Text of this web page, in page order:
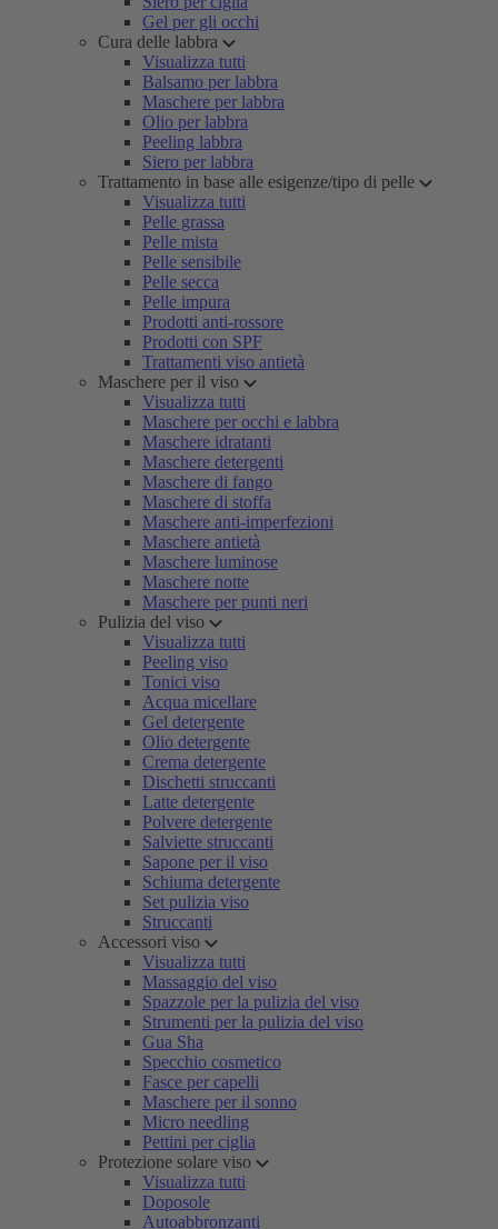
Gel per gli occhi
Cura delle labbra
Visualizza tutti
Balsamo per labbra
Maschere per labbra
Olio per labbra
Peeling labbra
Siero per labbra
Trattamento in base alle esigenze/tipo di pelle
Visualizza tutti
Pelle grassa
Pelle mista
Pelle sensibile
Pelle secca
Pelle impura
Prodotti anti-rossore
Prodotti con SPF
Trattamenti viso antietà
Maschere per il viso
Visualizza tutti
Maschere per occhi e labbra
Maschere idratanti
Maschere detergenti
Maschere di fango
Maschere di stoffa
Maschere anti-imperfezioni
Maschere antietà
Maschere luminose
Maschere notte
Maschere per punti neri
Pulizia del viso
Visualizza tutti
Peeling viso
Tonici viso
Acqua micellare
Gel detergente
Olio detergente
Crema detergente
Dischetti struccanti
Latte detergente
Polvere detergente
Salviette struccanti
Sapone per il viso
Schiuma detergente
Set pulizia viso
Struccanti
Accessori viso
Visualizza tutti
Massaggio del viso
Spazzole per la pulizia del viso
Strumenti per la pulizia del viso
Gua Sha
Specchio cosmetico
Fasce per capelli
Maschere per il sonno
Micro needling
Pettini per ciglia
Protezione solare viso
Visualizza tutti
Doposole
Autoabbronzanti